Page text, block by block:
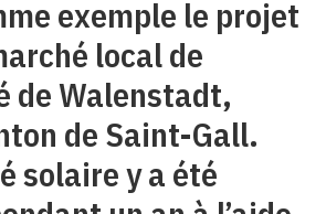
exemple le projet
local de
de Walenstadt,
de Saint-Gall.
solaire y a été